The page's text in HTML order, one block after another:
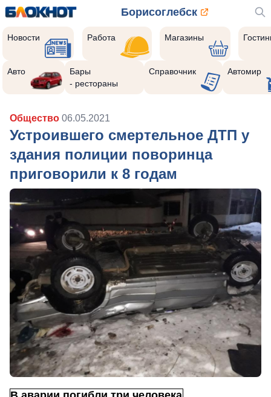
Борисоглебск
Новости Работа Магазины
Авто
Бары
- рестораны
Справочник Автомир
Общество 06.05.2021
Устроившего смертельное ДТП у
здания полиции поворинца
приговорили к 8 годам